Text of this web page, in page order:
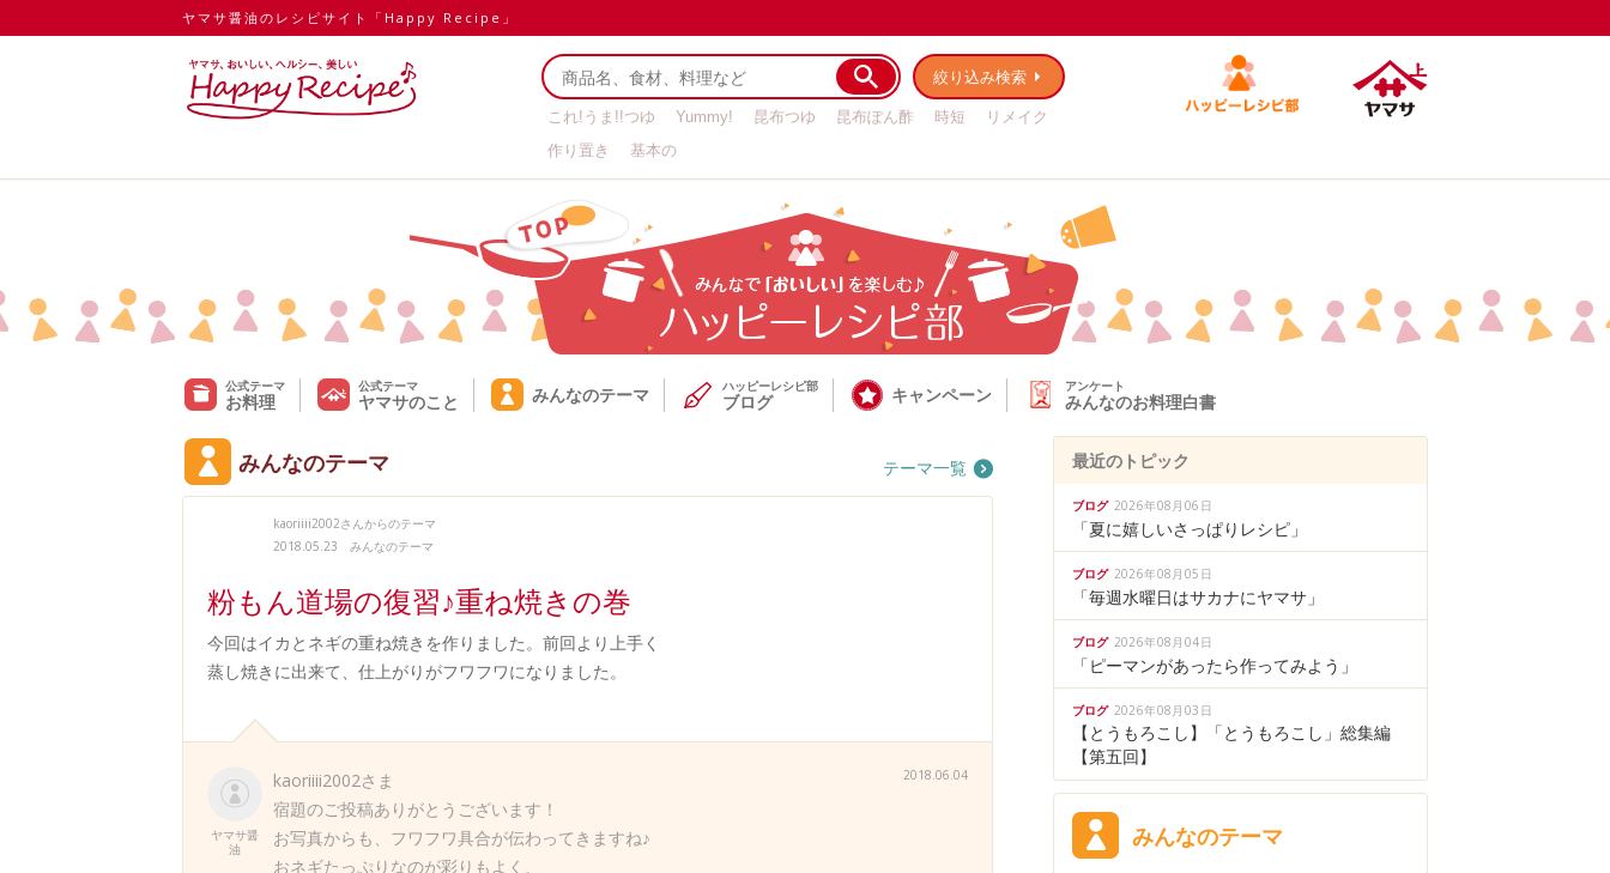
ヤマサ醤油のレシピサイト「Happy Recipe」
絞り込み検索
これ!うま!!つゆ Yummy! 昆布つゆ 昆布ぽん酢 時短
リメイク
作り置き
基本の
公式テーマ
お料理
公式テーマ
ヤマサのこと みんなのテーマ ハッピーレシピ部
ブログ キャンペーン アンケート
みんなのお料理白書
みんなのテーマ テーマ一覧
kaoriiii2002さんからのテーマ
2018.05.23
みんなのテーマ
粉もん道場の復習♪重ね焼きの巻
今回はイカとネギの重ね焼きを作りました。前回より上手く
蒸し焼きに出来て、仕上がりがフワフワになりました。
ヤマサ醤
油
kaoriiii2002さま
宿題のご投稿ありがとうございます！
お写真からも、フワフワ具合が伝わってきますね♪
おネギたっぷりなのが彩りもよく、
2018.06.04
最近のトピック
ブログ 2026年08月06日
「夏に嬉しいさっぱりレシピ」
ブログ 2026年08月05日
「毎週水曜日はサカナにヤマサ」
ブログ 2026年08月04日
「ピーマンがあったら作ってみよう」
ブログ 2026年08月03日
【とうもろこし】「とうもろこし」総集編
【第五回】
みんなのテーマ